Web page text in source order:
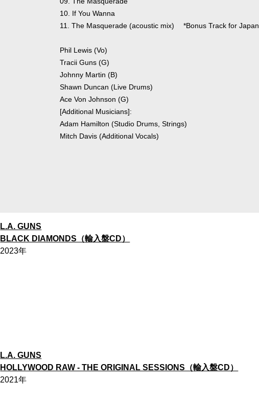
10. If You Wanna
11. The Masquerade (acoustic mix) *Bonus Track for Japan
Phil Lewis (Vo)
Tracii Guns (G)
Johnny Martin (B)
Shawn Duncan (Live Drums)
Ace Von Johnson (G)
[Additional Musicians]:
Adam Hamilton (Studio Drums, Strings)
Mitch Davis (Additional Vocals)
L.A. GUNS
BLACK DIAMONDS（輸入盤CD）
2023年
L.A. GUNS
HOLLYWOOD RAW - THE ORIGINAL SESSIONS（輸入盤CD）
2021年